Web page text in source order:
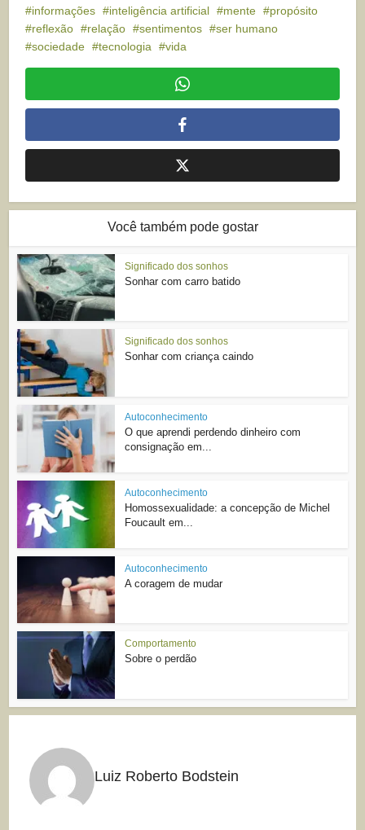
informações
inteligência artificial mente
propósito
reflexão
relação sentimentos
ser humano
sociedade
tecnologia vida
Você também pode gostar
Significado dos sonhos
Sonhar com carro batido
Significado dos sonhos
Sonhar com criança caindo
Autoconhecimento
O que aprendi perdendo dinheiro com
consignação em...
Autoconhecimento
Homossexualidade: a concepção de Michel
Foucault em...
Autoconhecimento
A coragem de mudar
Comportamento
Sobre o perdão
Luiz Roberto Bodstein